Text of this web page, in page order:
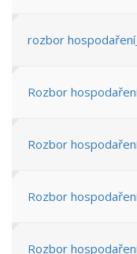
rozbor
Rozbor
Rozbor
Rozbor
Rozbor